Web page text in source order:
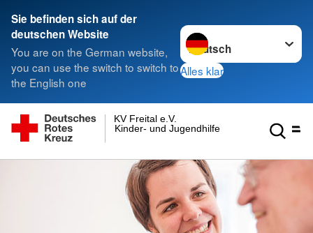
Sie befinden sich auf der
deutschen Website
You are on the German website,
you can use the switch to switch to
the English one
Sprache wechseln zu
Alles klar
Kinder- und Jugendhilfe gGmbH
KV Freital e.V.